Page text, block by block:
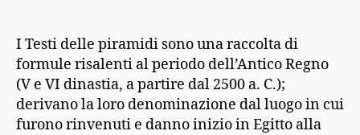
I Testi delle piramidi sono una raccolta di
formule risalenti al periodo dell’Antico Regno
(V e VI dinastia, a partire dal 2500 a. C.);
derivano la loro denominazione dal luogo in cui
furono rinvenuti e danno inizio in Egitto alla